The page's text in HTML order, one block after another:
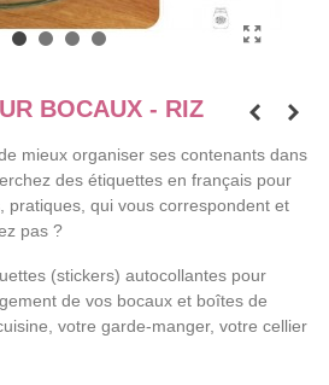
BOCAUX - RIZ
mieux organiser ses contenants dans
des étiquettes en français pour
pratiques, qui vous correspondent et
pas ?
(stickers) autocollantes pour
de vos bocaux et boîtes de
votre garde-manger, votre cellier